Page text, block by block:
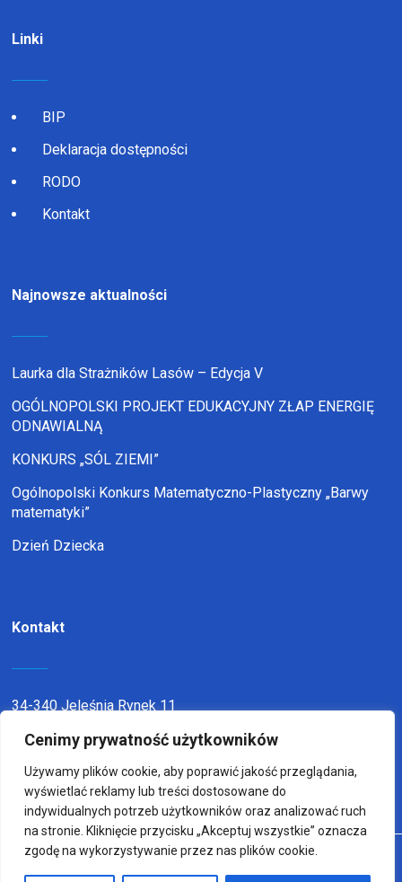
Cenimy prywatność użytkowników
Używamy plików cookie, aby poprawić jakość przeglądania,
wyświetlać reklamy lub treści dostosowane do
indywidualnych potrzeb użytkowników oraz analizować ruch
na stronie. Kliknięcie przycisku „Akceptuj wszystkie” oznacza
zgodę na wykorzystywanie przez nas plików cookie.
Linki
BIP
Deklaracja dostępności
RODO
Kontakt
Najnowsze aktualności
Laurka dla Strażników Lasów – Edycja V
OGÓLNOPOLSKI PROJEKT EDUKACYJNY ZŁAP ENERGIĘ
ODNAWIALNĄ
KONKURS „SÓL ZIEMI”
Ogólnopolski Konkurs Matematyczno-Plastyczny „Barwy
matematyki”
Dzień Dziecka
Kontakt
34-340 Jeleśnia Rynek 11
telefon:338636116
email:sp1jel@op.pl